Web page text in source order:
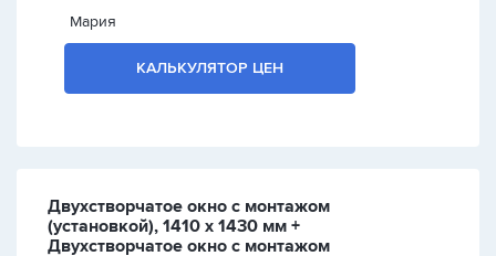
Мария
КАЛЬКУЛЯТОР ЦЕН
Двухстворчатое окно с монтажом
(установкой), 1410 х 1430 мм +
Двухстворчатое окно с монтажом